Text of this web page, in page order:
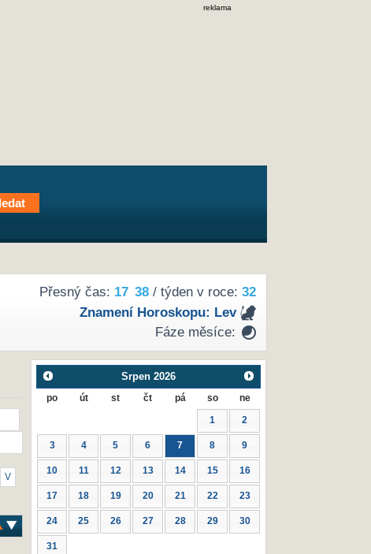
reklama
Přesný čas: 17 38/ týden v roce: 32
Znamení Horoskopu: Lev
Fáze měsíce:
V
Srpen 2026
po út st čt pá so ne
1 2
3 4 5 6 7 8 9
10 11 12 13 14 15 16
17 18 19 20 21 22 23
24 25 26 27 28 29 30
31